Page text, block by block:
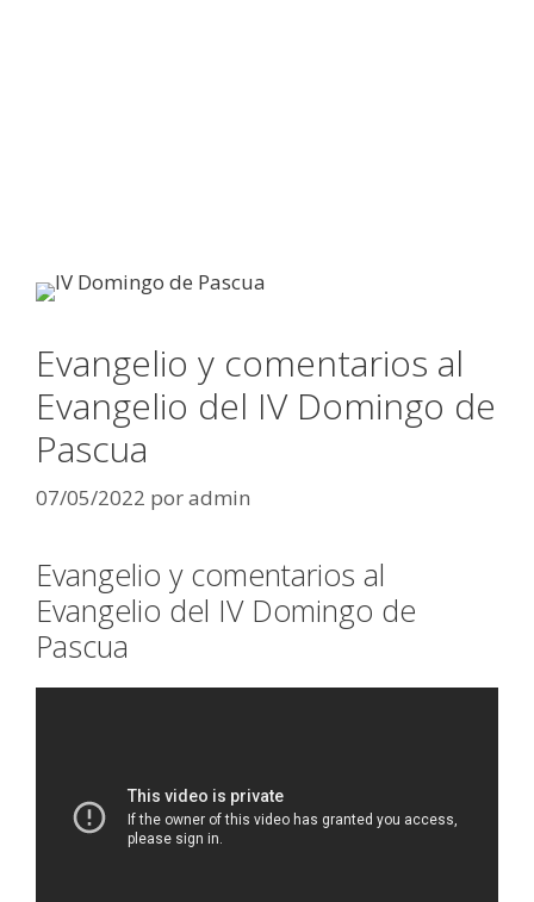
Evangelio y comentarios al
Evangelio del IV Domingo de
Pascua
07/05/2022 poradmin
Evangelio y comentarios al
Evangelio del IV Domingo de
Pascua